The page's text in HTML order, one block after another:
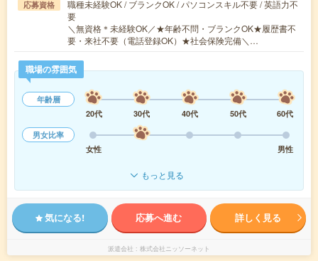
応募資格
職種未経験OK / ブランクOK / パソコンスキル不要 / 英語力不
要
＼無資格＊未経験OK／★年齢不問・ブランクOK★履歴書不
要・来社不要（電話登録OK）★社会保険完備＼…
職場の雰囲気
年齢層
20代
30代 40代 50代
60代
男女比率
女性
男性
もっと見る
気になる! 応募へ進む 詳しく見る
派遣会社 株式会社ニッソーネット